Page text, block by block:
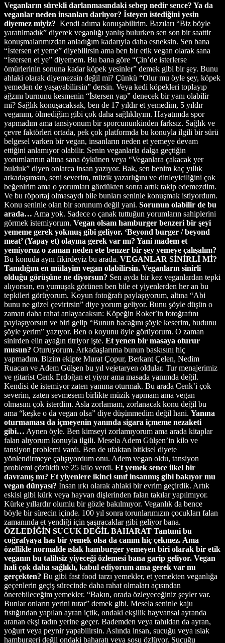
Veganların sürekli darlanmasındaki sebep nedir sence? Ya da
veganlar neden insanları darlıyor? İsteyen istediğini yesin
diyemez miyiz? Kendi adıma konuşabilirim. Bazıları “Biz böyle
yaratılmadık” diyerek veganlığı yanlış bulurken sen son bir saattir
konuşmalarımızdan anladığım kadarıyla daha esneksin. Sen bana
“İstersen et yeme” diyebilirsin ama ben bir etik vegan olarak sana
“İstersen et ye” diyemem. Bu bana göre “Çin’de isterlerse
ömürlerinin sonuna kadar köpek yesinler” demek gibi bir şey. Bunu
ahlaki olarak diyemezsin değil mi? Çünkü “Olur mu öyle şey, köpek
yemeden de yaşayabilirsin” dersin. Veya kedi köpekleri toplayıp
ağzını burnunu kesmenin “İstersen yap” denecek bir yanı olabilir
mi? Sağlık konuşacaksak, ben de 17 yıldır et yemedim, 5 yıldır
veganım, ölmediğim gibi çok daha sağlıklıyım. Hayatımda spor
yapmadım ama tansiyonum bir sporcununkinden farksız. Sağlık ve
çevre faktörleri ortada, pek çok platformda bu konuyla ilgili bir sürü
belgesel varken bir vegan, insanların neden et yemeye devam
ettiğini anlamıyor olabilir. Senin veganlarla dalga geçtiğin
yorumlarının altına sana öykünen veya “Veganlara çakacak yer
bulduk” diyen onlarca insan yazıyor. Bak, sen benim kaç yıllık
arkadaşımsın, seni severim, müzik yazarlığını ve dinleyiciliğini çok
beğenirim ama o yorumları gördükten sonra artık takip edemezdim.
Ve bu röportaj olmasaydı bile bunları seninle konuşmak istiyordum.
Konu seninle olan bir sorunum değil yani. Sorunun olabilir de bu
arada… Ama yok. Sadece o çanak tuttuğun yorumların sahiplerini
görmek istemiyorum. Vegan olsam hamburger benzeri bir şeyi
yememe gerek yokmuş gibi geliyor. ‘Beyond burger / beyond
meat’ (Yapay et) olayına gerek var mı? Yani madem et
yemiyoruz o zaman neden ete benzer bir şey yemeye çalışalım?
Bu konuda aynı fikirdeyiz bu arada. VEGANLAR SİNİRLİ Mİ?
Tanıdığım en mülayim vegan olabilirsin. Veganların sinirli
olduğu görüşüne ne diyorsun? Sen ayda bir kez veganlardan tepki
alıyorsan, en yumuşak görünen ben bile et yiyenlerden her an bu
tepkileri görüyorum. Koyun fotoğrafı paylaşıyorum, altına “Abi
bunu ne güzel çevirirsin” diye yorum geliyor. Bunu şöyle düşün o
zaman daha rahat anlayacaksın: Köpeğin Roket’in fotoğrafını
paylaşıyorsun ve biri gelip “Bunun bacağını şöyle keserim, budunu
şöyle yerim” yazıyor. Ben o koyunu öyle görüyorum. O zaman
sinirden elin ayağın titriyor işte. Et yenen bir masaya oturur
musun? Oturuyorum. Arkadaşlarıma bunun baskısını hiç
yapmadım. Bizim ekipte Murat Çopur, Berkant Çelen, Nedim
Ruacan ve Adem Gülşen bu yıl vejetaryen oldular. Tur menajerimiz
ve gitarist Cenk Erdoğan et yiyor ama masada yanımda değil.
Kendisi de istemiyor zaten yanıma oturmak. Bu arada Cenk’i çok
severim, zaten sevmesem birlikte müzik yapmam ama vegan
olmasını çok isterdim. Asla zorlamam, zorlanacak konu değil bu
ama “keşke o da vegan olsa” diye düşünmedim değil hani. Yanına
oturmaması da içmeyenin yanında sigara içmeme nezaketi
gibi… Aynen öyle. Ben kimseyi zorlamıyorum ama arada kitaplar
falan alıyorum konuyla ilgili. Mesela Adem Gülşen’in kilo ve
tansiyon problemi vardı. Ben de ufaktan bitkisel diyete
yönlendirmeye çalışıyordum onu. Adem vegan oldu, tansiyon
problemi çözüldü ve 25 kilo verdi. Et yemek sence ilkel bir
davranış mı? Et yiyenlere ikinci sınıf insanmış gibi bakıyor mu
vegan dünyası? İnsan ırkı olarak ahlaki bir evrim geçirdik. Artık
eskisi gibi kürk veya hayvan dişlerinden falan takılar yapılmıyor.
Kürke yıllardır olumlu bir gözle bakılmıyor. Veganlık da bence
böyle bir sürecin içinde. 100 yıl sonra torunlarımızın çocukları falan
zamanında et yendiği için şaşıracaklar gibi geliyor bana.
ÖZLEDİĞİN SUCUK DEĞİL BAHARAT Tantuni bu
coğrafyaya has bir yemek olsa da canım hiç çekmez. Ama
özellikle normalde ıslak hamburger yemeyen biri olarak bir etik
veganın bu talihsiz yiyeceği özlemesi bana garip geliyor. Vegan
hali çok daha sağlıklı, kabul ediyorum ama gerek var mı
gerçekten? Bu gibi fast food tarzı yemekler, et yemekten veganlığa
geçenlerin geçiş sürecinde daha rahat olmaları açısından
önerebileceğim yemekler. “Bakın, orada özleyeceğiniz şeyler var.
Bunlar onların yerini tutar” demek gibi. Mesela seninle kaju
fıstığından yapılan ayran içtik, ondaki ekşilik hayvansal ayranda
aranan ekşi tadın yerine geçer. Bademden veya tahıldan da ayran,
yoğurt veya peynir yapabilirsin. Aslında insan, sucuğu veya ıslak
hamburgeri değil ondaki baharatı veya sosu özlüyor. Sucuğu